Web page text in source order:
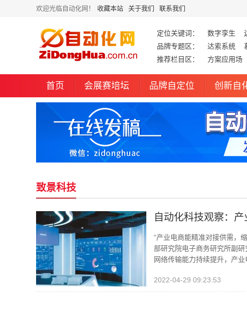
欢迎光临自动化网！ 收藏本站 关于我们 联系我们
定位关键词： 数字孪生
品牌专题区：
达索系统
推荐栏目区：
方案应用场
首页 会展赛培坛 品牌自定位 创新自
致景科技
自动化科技观察：
“产业电商能精准对接供需，
部研究院电子商务研究所副研
网络传输能力持续提升，产
2022-04-29 09:23:53